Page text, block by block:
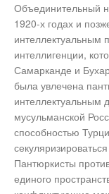
Объединительный
1920-х годах и
интеллектуальным
интеллигенции,
Самарканде и
была увлечена
интеллектуальным
мусульманской
способностью
Пантюркисты
единого